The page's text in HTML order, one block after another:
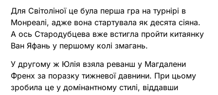
Для Світоліної це була перша гра на турнірі в
Монреалі, адже вона стартувала як десята сіяна.
А ось Стародубцева вже встигла пройти китаянку
Ван Яфань у першому колі змагань.
У другому ж Юлія взяла реванш у Магдалени
Френх за поразку тижневої давнини. При цьому
зробила це у домінантному стилі, віддавши